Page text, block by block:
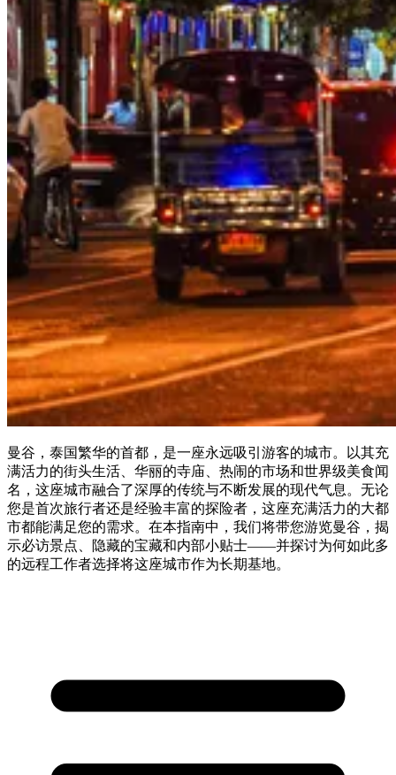
曼谷，泰国繁华的首都，是一座永远吸引游客的城市。以其充
满活力的街头生活、华丽的寺庙、热闹的市场和世界级美食闻
名，这座城市融合了深厚的传统与不断发展的现代气息。无论
您是首次旅行者还是经验丰富的探险者，这座充满活力的大都
市都能满足您的需求。在本指南中，我们将带您游览曼谷，揭
示必访景点、隐藏的宝藏和内部小贴士——并探讨为何如此多
的远程工作者选择将这座城市作为长期基地。